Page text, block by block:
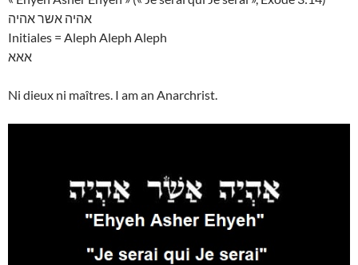
אהיה אשר אהיה
Initiales = Aleph Aleph Aleph
אאא
Ni dieux ni maîtres. I am an Anarchrist.